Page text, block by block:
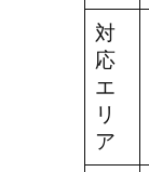
対
応
エ
リ
ア